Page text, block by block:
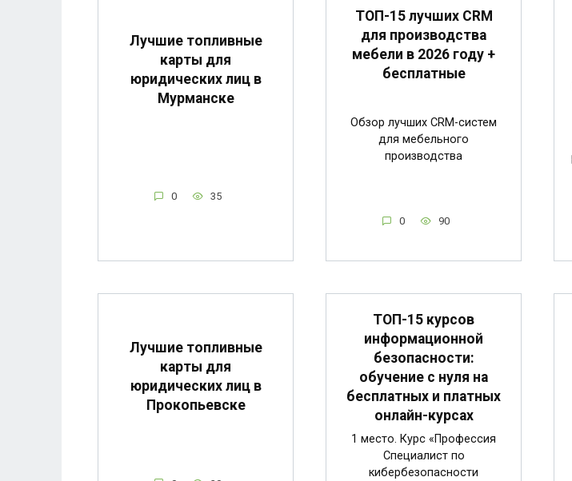
Лучшие топливные
карты для
юридических лиц в
Мурманске
0 35
ТОП-15 лучших CRM
для производства
мебели в 2026 году +
бесплатные
Обзор лучших CRM-систем
для мебельного
производства
0 90
Лучшие топливные
карты для
юридических лиц в
Прокопьевске
ТОП-15 курсов
информационной
безопасности:
обучение с нуля на
бесплатных и платных
онлайн-курсах
1 место. Курс «Профессия
Специалист по
кибербезопасности